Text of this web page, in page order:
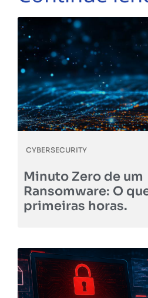
CYBERSECURITY
Minuto Zero de um
Ransomware: O
primeiras horas.